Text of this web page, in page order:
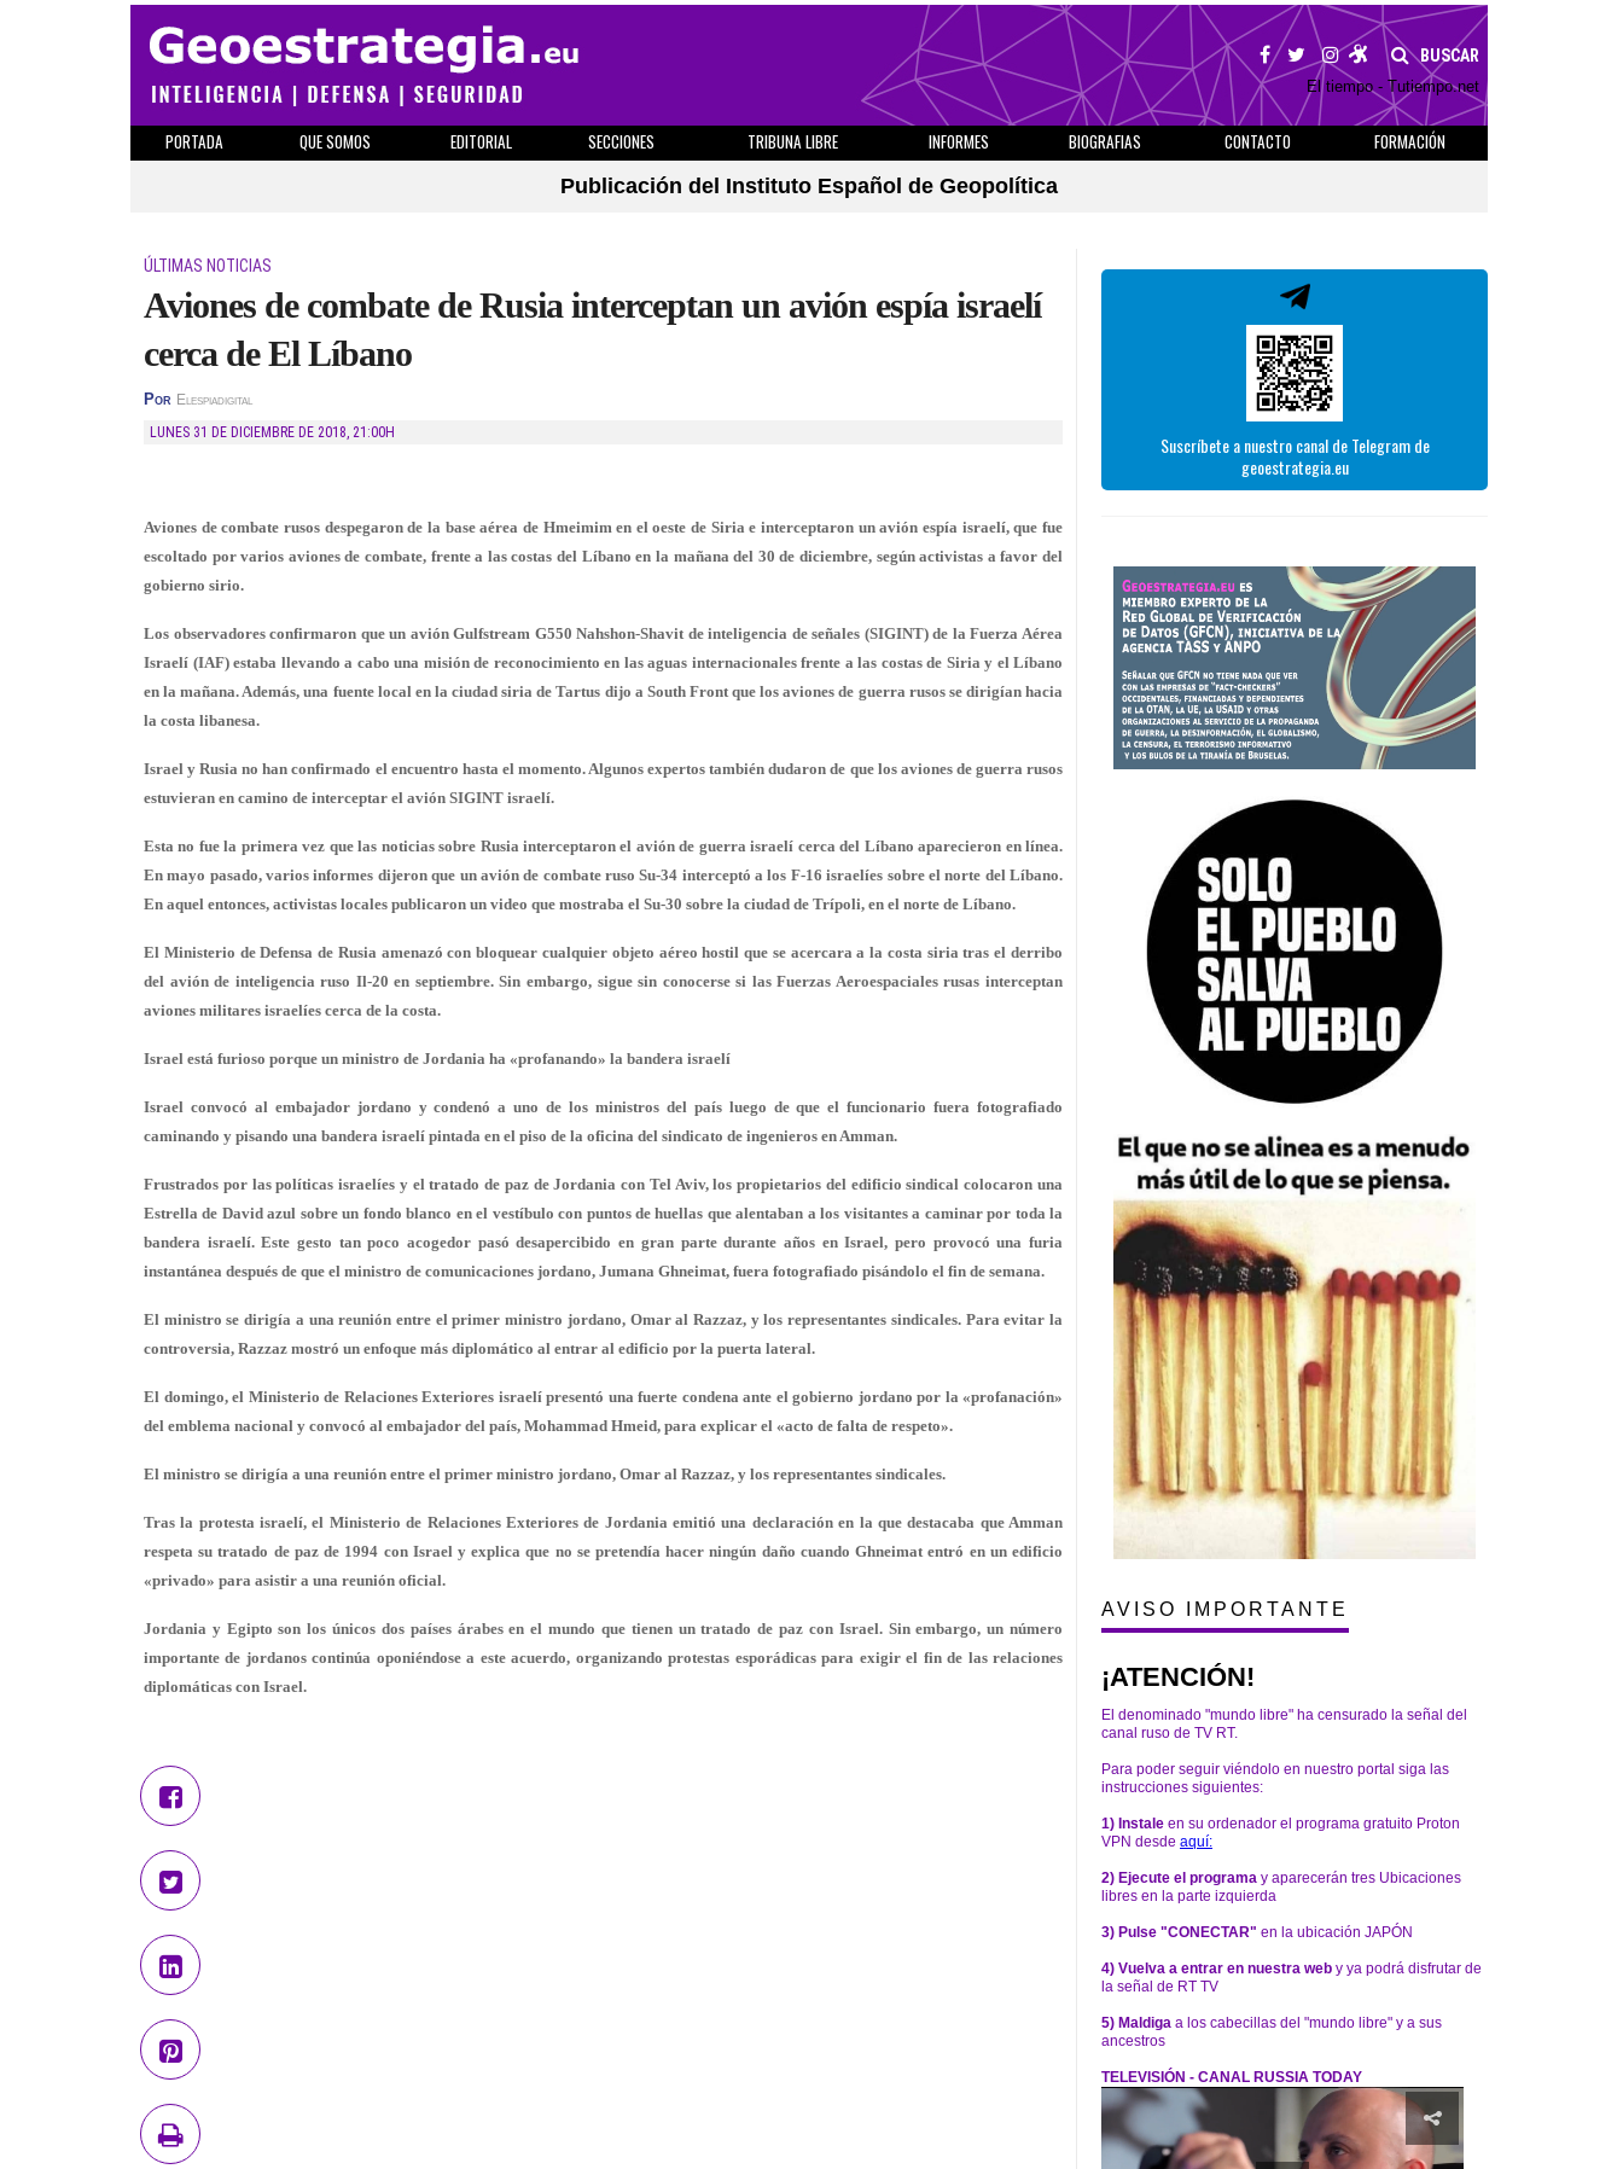
BUSCAR
El tiempo - Tutiempo.net
PORTADA QUE SOMOS EDITORIAL SECCIONES TRIBUNA LIBRE INFORMES BIOGRAFIAS CONTACTO
FORMACIÓN
Publicación del Instituto Español de Geopolítica
ÚLTIMAS NOTICIAS
Aviones de combate de Rusia interceptan un avión espía israelí
cerca de El Líbano
Por Elespiadigital
LUNES 31 DE DICIEMBRE DE 2018, 21:00H
Aviones de combate rusos despegaron de la base aérea de Hmeimim en el oeste de Siria e interceptaron un avión espía israelí, que fue
escoltado por varios aviones de combate, frente a las costas del Líbano en la mañana del 30 de diciembre, según activistas a favor del
gobierno sirio.
Los observadores confirmaron que un avión Gulfstream G550 Nahshon-Shavit de inteligencia de señales (SIGINT) de la Fuerza Aérea
Israelí (IAF) estaba llevando a cabo una misión de reconocimiento en las aguas internacionales frente a las costas de Siria y el Líbano
en la mañana. Además, una fuente local en la ciudad siria de Tartus dijo a South Front que los aviones de guerra rusos se dirigían hacia
la costa libanesa.
Israel y Rusia no han confirmado el encuentro hasta el momento. Algunos expertos también dudaron de que los aviones de guerra rusos
estuvieran en camino de interceptar el avión SIGINT israelí.
Esta no fue la primera vez que las noticias sobre Rusia interceptaron el avión de guerra israelí cerca del Líbano aparecieron en línea.
En mayo pasado, varios informes dijeron que un avión de combate ruso Su-34 interceptó a los F-16 israelíes sobre el norte del Líbano.
En aquel entonces, activistas locales publicaron un video que mostraba el Su-30 sobre la ciudad de Trípoli, en el norte de Líbano.
El Ministerio de Defensa de Rusia amenazó con bloquear cualquier objeto aéreo hostil que se acercara a la costa siria tras el derribo
del avión de inteligencia ruso Il-20 en septiembre. Sin embargo, sigue sin conocerse si las Fuerzas Aeroespaciales rusas interceptan
aviones militares israelíes cerca de la costa.
Israel está furioso porque un ministro de Jordania ha «profanando» la bandera israelí
Israel convocó al embajador jordano y condenó a uno de los ministros del país luego de que el funcionario fuera fotografiado
caminando y pisando una bandera israelí pintada en el piso de la oficina del sindicato de ingenieros en Amman.
Frustrados por las políticas israelíes y el tratado de paz de Jordania con Tel Aviv, los propietarios del edificio sindical colocaron una
Estrella de David azul sobre un fondo blanco en el vestíbulo con puntos de huellas que alentaban a los visitantes a caminar por toda la
bandera israelí. Este gesto tan poco acogedor pasó desapercibido en gran parte durante años en Israel, pero provocó una furia
instantánea después de que el ministro de comunicaciones jordano, Jumana Ghneimat, fuera fotografiado pisándolo el fin de semana.
El ministro se dirigía a una reunión entre el primer ministro jordano, Omar al Razzaz, y los representantes sindicales. Para evitar la
controversia, Razzaz mostró un enfoque más diplomático al entrar al edificio por la puerta lateral.
El domingo, el Ministerio de Relaciones Exteriores israelí presentó una fuerte condena ante el gobierno jordano por la «profanación»
del emblema nacional y convocó al embajador del país, Mohammad Hmeid, para explicar el «acto de falta de respeto».
El ministro se dirigía a una reunión entre el primer ministro jordano, Omar al Razzaz, y los representantes sindicales.
Tras la protesta israelí, el Ministerio de Relaciones Exteriores de Jordania emitió una declaración en la que destacaba que Amman
respeta su tratado de paz de 1994 con Israel y explica que no se pretendía hacer ningún daño cuando Ghneimat entró en un edificio
«privado» para asistir a una reunión oficial.
Jordania y Egipto son los únicos dos países árabes en el mundo que tienen un tratado de paz con Israel. Sin embargo, un número
importante de jordanos continúa oponiéndose a este acuerdo, organizando protestas esporádicas para exigir el fin de las relaciones
diplomáticas con Israel.
Suscríbete a nuestro canal de Telegram de
geoestrategia.eu
AVISO IMPORTANTE
¡ATENCIÓN!
El denominado "mundo libre" ha censurado la señal del
canal ruso de TV RT.
Para poder seguir viéndolo en nuestro portal siga las
instrucciones siguientes:
1) Instale en su ordenador el programa gratuito Proton
VPN desde aquí:
2) Ejecute el programa y aparecerán tres Ubicaciones
libres en la parte izquierda
3) Pulse "CONECTAR" en la ubicación JAPÓN
4) Vuelva a entrar en nuestra web y ya podrá disfrutar de
la señal de RT TV
5) Maldiga a los cabecillas del "mundo libre" y a sus
ancestros
TELEVISIÓN - CANAL RUSSIA TODAY